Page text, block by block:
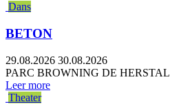
Dans
BETON
29.08.2026 30.08.2026
PARC BROWNING DE HERSTAL
Leer more
Theater